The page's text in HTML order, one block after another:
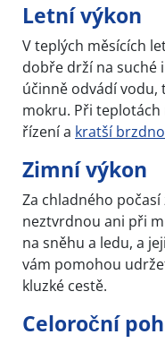
Letní výkon
V teplých měsících
dobře drží na suché
účinně odvádí vodu,
mokru. Při teplotách
řízení a kratší
Zimní výkon
Za chladného
neztvrdnou ani při
na sněhu a ledu, a
vám pomohou
kluzké cestě.
Celoroční